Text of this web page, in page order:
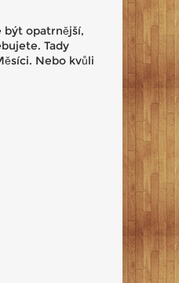
být opatrnější,
Tady
Nebo kvůli